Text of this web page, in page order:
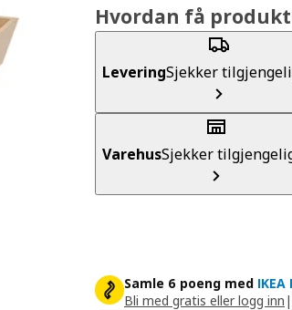
Hvordan få
LeveringSjekker
VarehusSjekker
Samle 6 poeng med IKEA
Bli med gratis eller logg inn |